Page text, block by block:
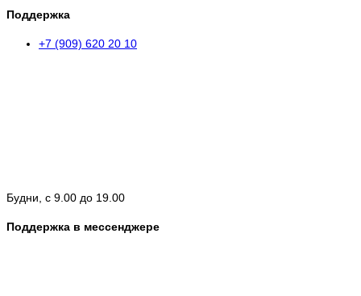
Поддержка
+7 (909) 620 20 10
Будни, с 9.00 до 19.00
Поддержка в мессенджере